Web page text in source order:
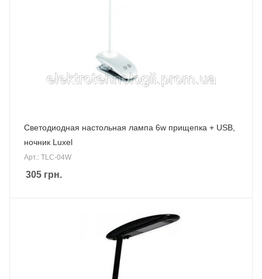
Светодиодная настольная лампа 6w прищепка + USB,
ночник Luxel
Арт.: TLС-04W
305 грн.